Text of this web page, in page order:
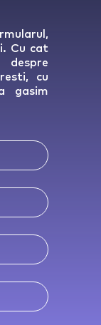
Cu cat
cu
gasim